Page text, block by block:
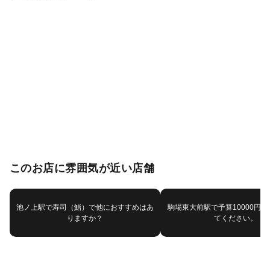
このお店に雰囲気が近い店舗
池ノ上駅で寿司（鮨）で他におすすめはあ
りますか？
駒場東大前駅で予算10000円の
てください。